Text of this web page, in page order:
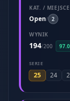
KAT. /
Open/ 2
WYNIK
194/200
SERIE
25 24